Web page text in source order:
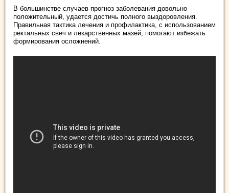
В большинстве случаев прогноз заболевания довольно
положительный, удается достичь полного выздоровления.
Правильная тактика лечения и профилактика, с использованием
ректальных свеч и лекарственных мазей, помогают избежать
формирования осложнений.